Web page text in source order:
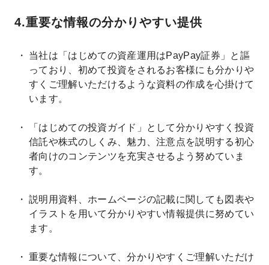
4.重要な情報の分かりやすい提供
当社は「はじめての資産運用はPayPay証券」と謳
っており、初めて投資をされるお客様にも分かりや
すくご理解いただけるような資料の作成を心掛けて
います。
「はじめての投資ガイド」として分かりやすく投資
信託や株式のしくみ、魅力、注意点を説明する初心
者向けのコンテンツを充実させるよう努めていま
す。
説明用資料、ホームページの記載に関しても図表や
イラストを用いて分かりやすい情報提供に努めてい
ます。
重要な情報について、分かりやすくご理解いただけ